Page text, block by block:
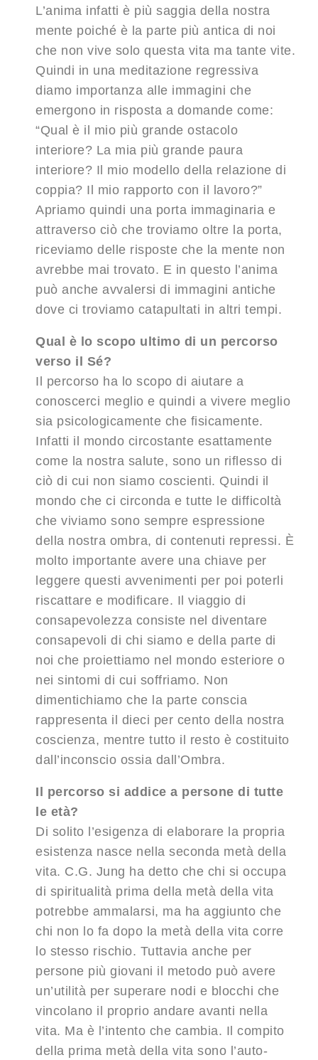
L’anima infatti è più saggia della nostra
mente poiché è la parte più antica di noi
che non vive solo questa vita ma tante vite.
Quindi in una meditazione regressiva
diamo importanza alle immagini che
emergono in risposta a domande come:
“Qual è il mio più grande ostacolo
interiore? La mia più grande paura
interiore? Il mio modello della relazione di
coppia? Il mio rapporto con il lavoro?”
Apriamo quindi una porta immaginaria e
attraverso ciò che troviamo oltre la porta,
riceviamo delle risposte che la mente non
avrebbe mai trovato. E in questo l’anima
può anche avvalersi di immagini antiche
dove ci troviamo catapultati in altri tempi.
Qual è lo scopo ultimo di un percorso
verso il Sé?
Il percorso ha lo scopo di aiutare a
conoscerci meglio e quindi a vivere meglio
sia psicologicamente che fisicamente.
Infatti il mondo circostante esattamente
come la nostra salute, sono un riflesso di
ciò di cui non siamo coscienti. Quindi il
mondo che ci circonda e tutte le difficoltà
che viviamo sono sempre espressione
della nostra ombra, di contenuti repressi. È
molto importante avere una chiave per
leggere questi avvenimenti per poi poterli
riscattare e modificare. Il viaggio di
consapevolezza consiste nel diventare
consapevoli di chi siamo e della parte di
noi che proiettiamo nel mondo esteriore o
nei sintomi di cui soffriamo. Non
dimentichiamo che la parte conscia
rappresenta il dieci per cento della nostra
coscienza, mentre tutto il resto è costituito
dall’inconscio ossia dall’Ombra.
Il percorso si addice a persone di tutte
le età?
Di solito l’esigenza di elaborare la propria
esistenza nasce nella seconda metà della
vita. C.G. Jung ha detto che chi si occupa
di spiritualità prima della metà della vita
potrebbe ammalarsi, ma ha aggiunto che
chi non lo fa dopo la metà della vita corre
lo stesso rischio. Tuttavia anche per
persone più giovani il metodo può avere
un’utilità per superare nodi e blocchi che
vincolano il proprio andare avanti nella
vita. Ma è l’intento che cambia. Il compito
della prima metà della vita sono l’auto-